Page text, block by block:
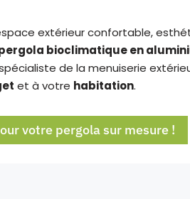
extérieur confortable,
bioclimatique en
de la menuiserie
et à votre habitation.
votre pergola sur mesure !